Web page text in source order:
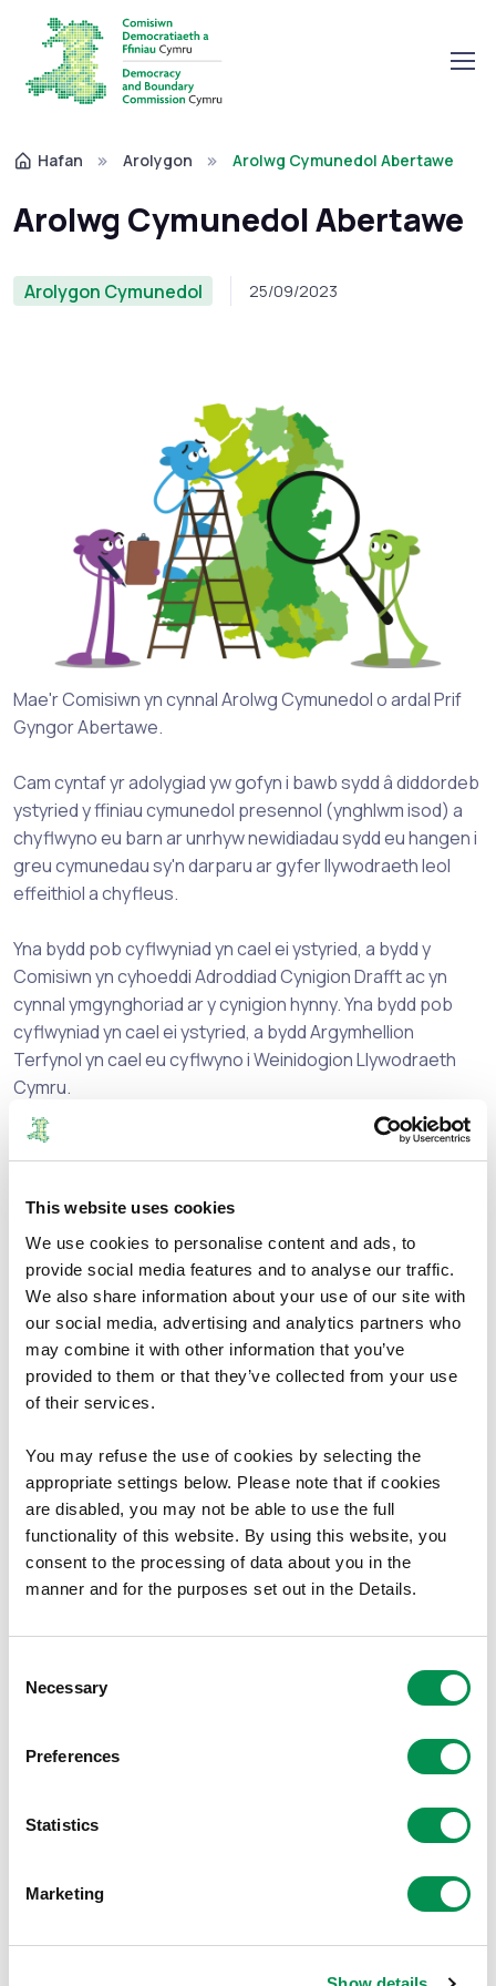
This website uses cookies
We use cookies to personalise content and ads, to
provide social media features and to analyse our traffic.
We also share information about your use of our site with
our social media, advertising and analytics partners who
may combine it with other information that you’ve
provided to them or that they’ve collected from your use
of their services.
You may refuse the use of cookies by selecting the
appropriate settings below. Please note that if cookies
are disabled, you may not be able to use the full
functionality of this website. By using this website, you
consent to the processing of data about you in the
manner and for the purposes set out in the Details.
Selection
Necessary
Preferences
Statistics
Marketing
Hafan Arolygon Arolwg Cymunedol Abertawe
Arolwg Cymunedol Abertawe
Arolygon Cymunedol 25/09/2023
Mae'r Comisiwn yn cynnal Arolwg Cymunedol o ardal Prif
Gyngor Abertawe.
Cam cyntaf yr adolygiad yw gofyn i bawb sydd â diddordeb
ystyried y ffiniau cymunedol presennol (ynghlwm isod) a
chyflwyno eu barn ar unrhyw newidiadau sydd eu hangen i
greu cymunedau sy'n darparu ar gyfer llywodraeth leol
effeithiol a chyfleus.
Yna bydd pob cyflwyniad yn cael ei ystyried, a bydd y
Comisiwn yn cyhoeddi Adroddiad Cynigion Drafft ac yn
cynnal ymgynghoriad ar y cynigion hynny. Yna bydd pob
cyflwyniad yn cael ei ystyried, a bydd Argymhellion
Terfynol yn cael eu cyflwyno i Weinidogion Llywodraeth
Cymru.
Bydd Gweinidogion Llywodraeth Cymru wedyn, os gwêl yn
dda, yn rhoi effaith i’r argymhellion hyn naill ai fel y’u
cyflwynwyd, neu gydag addasiadau.
Mae’r cyfnod ymgynghori cychwynnol yn agor ar25 Medi
2023ac yn cau ar19 Tachwedd2023.
I gymryd rhan yn yr ymgynghoriad, anfonwch eich barn
drwy e-bost at:
neu yn y post i:
Comisiwn Ffiniau a Democratiaeth Leol Cymru
Ty Hastings
Llys Fitzalan
CF24 0BL
Dim ond pan fydd yr ymgynghoriad ar agor y gall y
bydd y Comisiwn yn cyhoeddi'r holl sylwadau a ddaw i law
yn llawn. Bydd manylion personol yn cael eu golygu ar
sylwadau a dderbynnir gan aelodau'r cyhoedd, tra bydd
enwau'n cael eu cyhoeddi ar gynrychioliadau a anfonir yn
Cliciwch yma i ddod o hyd i Ganllawiau Adolygu Cymunedol
diweddaraf y Comisiwn.